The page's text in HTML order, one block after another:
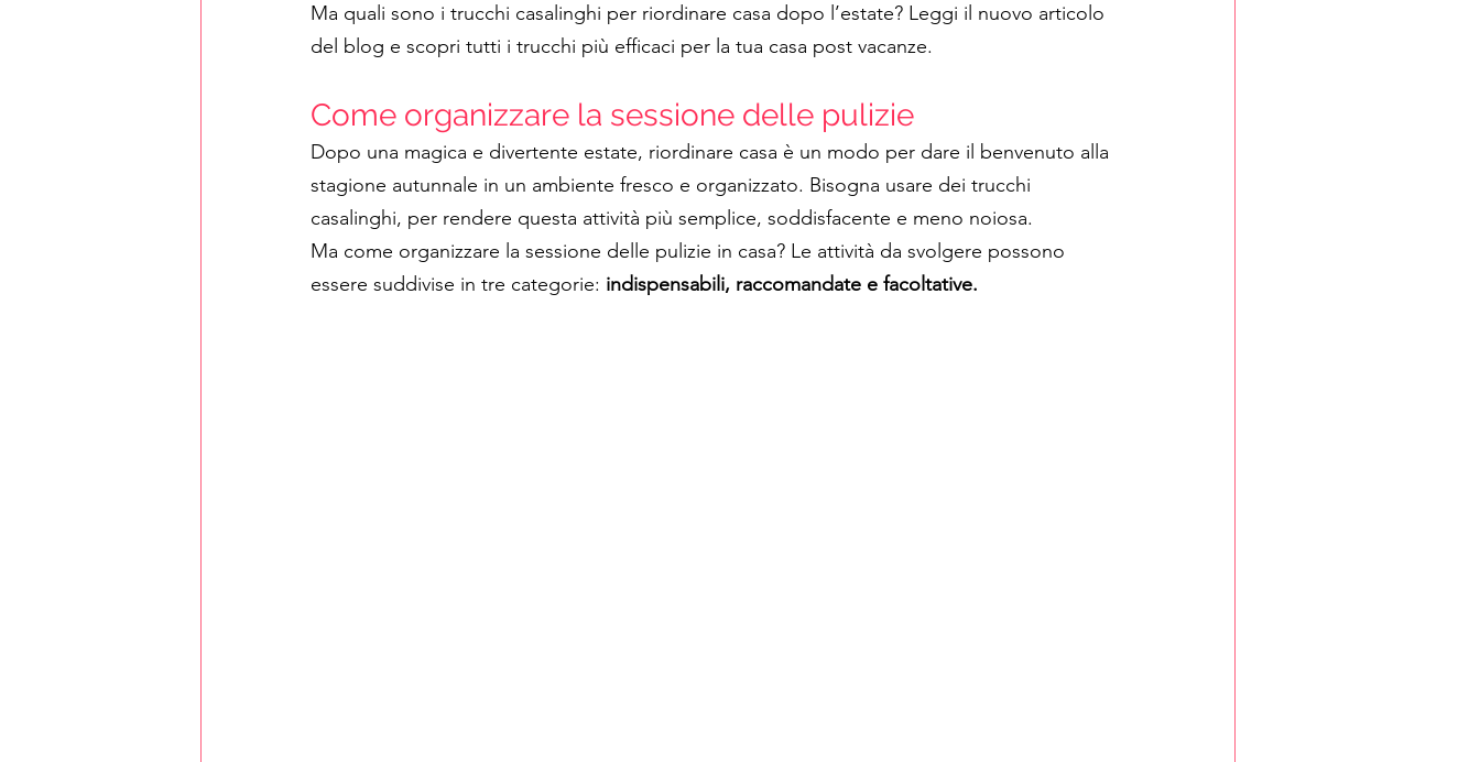
Ma quali sono i trucchi casalinghi per riordinare casa dopo l’estate? Leggi il nuovo articolo
del blog e scopri tutti i trucchi più efficaci per la tua casa post vacanze.
Come organizzare la sessione delle pulizie
Dopo una magica e divertente estate, riordinare casa è un modo per dare il benvenuto alla
stagione autunnale in un ambiente fresco e organizzato. Bisogna usare dei trucchi
casalinghi, per rendere questa attività più semplice, soddisfacente e meno noiosa.
Ma come organizzare la sessione delle pulizie in casa? Le attività da svolgere possono
essere suddivise in tre categorie: indispensabili, raccomandate e facoltative.